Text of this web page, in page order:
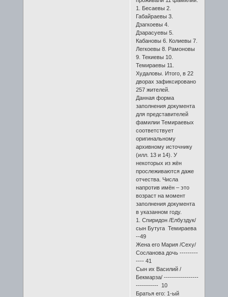
1. Бесаевы 2.
Габайраевы 3.
Дзагкоевы 4.
Дзарасуевы 5.
Кабановы 6. Колиевы 7.
Легкоевы 8. Рамоновы
9. Текиевы 10.
Темираевы 11.
Худаловы. Итого, в 22
дворах зафиксировано
257 жителей.
Данная форма
заполнения документа
для представителей
фамилии Темираевых
соответствует
оригинальному
архивному источнику
(илл. 13 и 14). У
некоторых из жён
прослеживаются даже
отчества. Числа
напротив имён – это
возраст на момент
заполнения документа
в указанном году.
1. Спиридон /Елбуздук/
сын Бутуга Темираева
--49
Жена его Мария /Сеху/
Сосланова дочь ---------
---- 41
Сын их Василий /
Бекмарза/ -----------------
----------- 10
Братья его: 1-ый